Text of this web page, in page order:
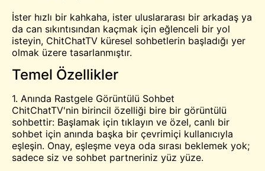
İster hızlı bir kahkaha, ister uluslararası bir arkadaş ya
da can sıkıntısından kaçmak için eğlenceli bir yol
isteyin, ChitChatTV küresel sohbetlerin başladığı yer
olmak üzere tasarlanmıştır.
Temel Özellikler
1. Anında Rastgele Görüntülü Sohbet
ChitChatTV'nin birincil özelliği bire bir görüntülü
sohbettir: Başlamak için tıklayın ve özel, canlı bir
sohbet için anında başka bir çevrimiçi kullanıcıyla
eşleşin. Onay, eşleşme veya oda sırası beklemek yok;
sadece siz ve sohbet partneriniz yüz yüze.